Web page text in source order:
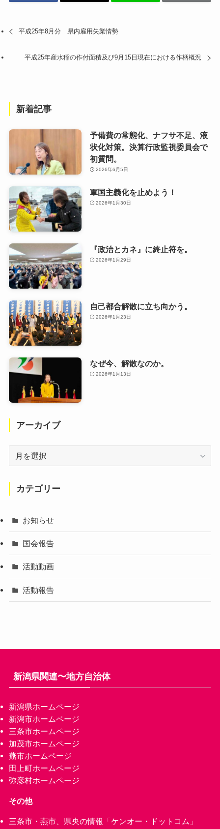
平成25年8月分 県内雇用失業情勢
平成25年産水稲の作付面積及び9月15日現在における作柄概況
新着記事
予備費の常態化、ナフサ不足、液
状化対策。決算行政監視委員会で
初質問。
2026年6月5日
軍国主義化を止めよう！
2026年1月30日
『政治とカネ』に終止符を。
2026年1月29日
自己都合解散に立ち向かう。
2026年1月23日
なぜ今、解散なのか。
2026年1月13日
アーカイブ
カテゴリー
お知らせ
国会報告
活動動画
活動報告
新潟県関連〜地方自治体
新潟県ホームページ
新潟市ホームページ
三条市ホームページ
加茂市ホームページ
燕市ホームページ
田上町ホームページ
弥彦村ホームページ
その他
三条市・燕市、県央の情報「ケンオー・ドットコム」